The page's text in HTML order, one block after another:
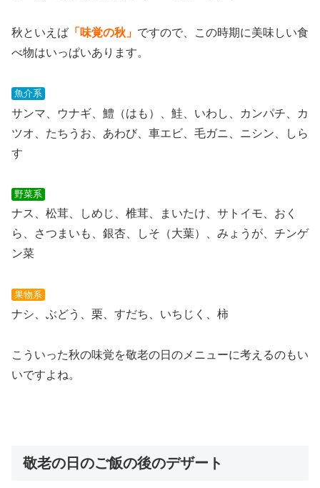
秋といえば 「味覚の秋」 ですので、この時期に美味しい食
べ物はいっぱいあります。
魚介系
サンマ、ウナギ、鱧（はも）、鮭、いわし、カンパチ、カ
ツオ、たちうお、あわび、車エビ、毛ガニ、ニシン、しら
す
野菜系
ナス、松茸、しめじ、椎茸、まいたけ、サトイモ、おく
ら、さつまいも、銀杏、しそ（大葉）、みょうが、チンゲ
ン菜
果物系
ナシ、ぶどう、栗、すだち、いちじく、柿
こういった秋の味覚を敬老の日のメニューに考えるのもい
いですよね。
敬老の日のご飯の後のデザート